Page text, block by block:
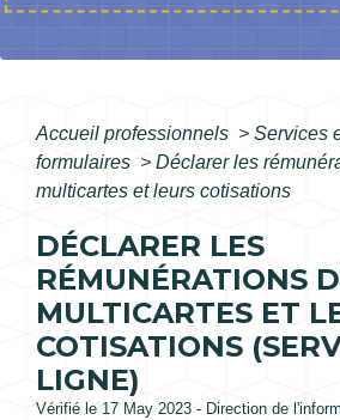
Accueil professionnels > Services
formulaires > Déclarer les
multicartes et leurs cotisations
DÉCLARER LES
RÉMUNÉRATIONS
MULTICARTES ET
COTISATIONS
LIGNE)
Vérifié le 17 May 2023 - Direction de